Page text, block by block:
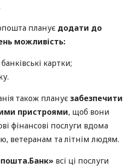
планує додати до
можливість:
картки;
також плануєзабезпечити
пристроями, щоб вони
фінансові послуги вдома
ветеранам та літнім людям.
всі ці послуги